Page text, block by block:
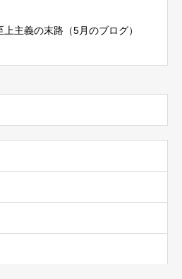
上主義の末路（5月のブログ）